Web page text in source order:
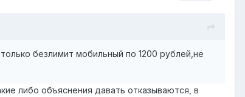
безлимит мобильный по 1200 рублей,не
либо объяснения давать отказываются, в